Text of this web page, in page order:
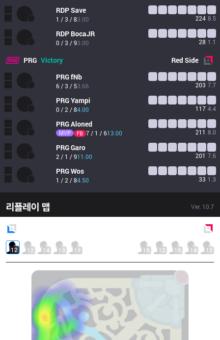
RDPSave
1 / 3 / 83.00 224 8.5
RDP BocaJR
0 / 3 / 93.00 28 1.1
PRG Victory RedSide
PRGfNb
6 / 3 / 53.66 203 7.7
PRGYampi
0 / 2 / 84.00 117 4.4
PRGAloned
MVP FB 7 / 1 / 613.00 211 8.0
PRGGaro
2 / 1 / 911.00 201 7.6
PRGWos
1 / 2 / 84.50 33 1.3
리플레이 맵 Ver. 10.7
12 12 14 13 11 15 12 15 14 12